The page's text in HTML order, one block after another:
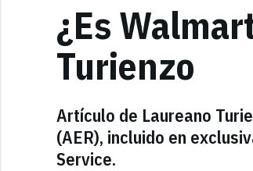
¿Es
Turienzo
Artículo de Laureano
(AER), incluido en
Service.